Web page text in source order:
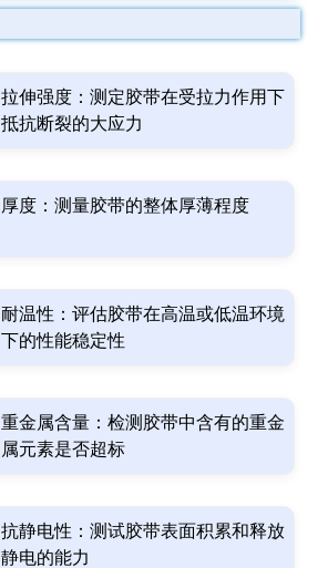
拉伸强度：测定胶带在受拉力作用下
抵抗断裂的大应力
厚度：测量胶带的整体厚薄程度
耐温性：评估胶带在高温或低温环境
下的性能稳定性
重金属含量：检测胶带中含有的重金
属元素是否超标
抗静电性：测试胶带表面积累和释放
静电的能力